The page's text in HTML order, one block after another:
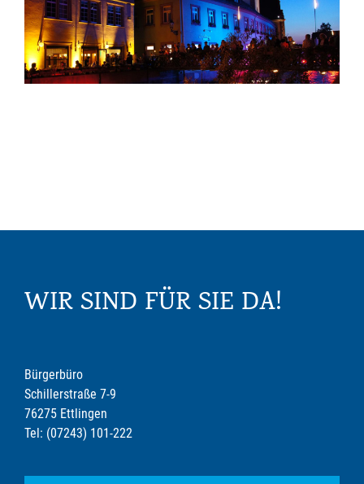
WIR SIND FÜR SIE DA!
Bürgerbüro
Schillerstraße 7-9
76275 Ettlingen
Tel: (07243) 101-222